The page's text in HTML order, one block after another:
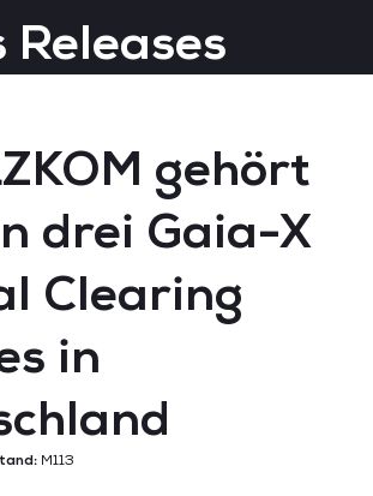
World
Releases
gehört
drei Gaia-X
Clearing
in
M113